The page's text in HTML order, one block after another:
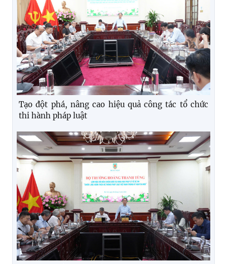
Tạo đột phá, nâng cao hiệu quả công tác tổ chức
thi hành pháp luật